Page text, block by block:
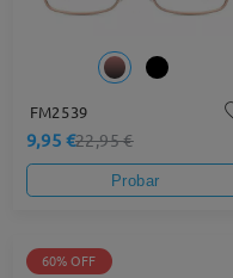
FM2539
9,95 €22,95 €
Probar
60% OFF